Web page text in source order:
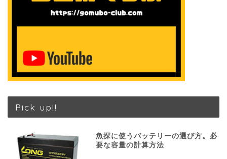
Pick up!!
魚探に使うバッテリーの選び方。必
要な容量の計算方法